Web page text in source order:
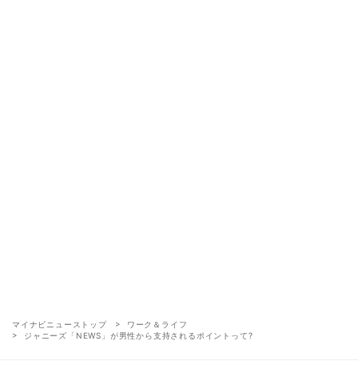
マイナビニューストップ
ワーク＆ライフ
ジャニーズ「NEWS」が男性から支持されるポイントって?